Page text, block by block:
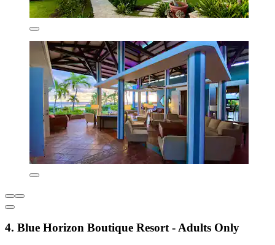
4. Blue Horizon Boutique Resort - Adults Only